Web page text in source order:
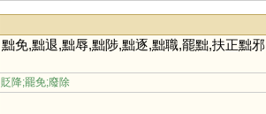
黜免,黜退,黜辱,黜陟,黜逐,黜職,罷黜,扶正黜邪
貶降;罷免;廢除